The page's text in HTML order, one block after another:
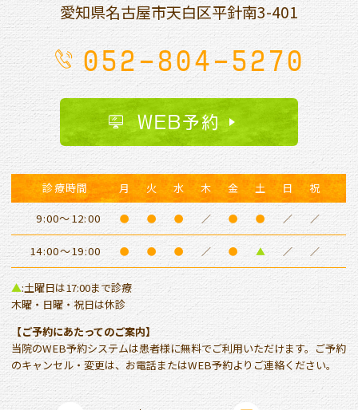
愛知県名古屋市天白区平針南3-401
052-804-5270
WEB予約
診療時間 月 火 水 木 金 土 日
祝
9:00～12:00
● ● ● ／ ● ● ／ ／
14:00～19:00 ● ● ● ／ ● ▲ ／ ／
▲:土曜日は17:00まで診療
木曜・日曜・祝日は休診
【ご予約にあたってのご案内】
当院のWEB予約システムは患者様に無料でご利用いただけます。ご予約
のキャンセル・変更は、お電話またはWEB予約よりご連絡ください。